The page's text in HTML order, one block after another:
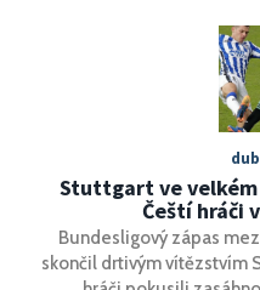
Stuttgart ve
Čeští hráči
Bundesligový zápas
skončil drtivým vítězstvím